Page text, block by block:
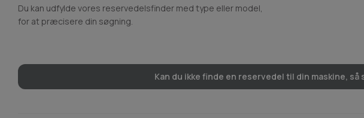
Du kan udfylde vores reservedelsfinder med type eller model,
for at præcisere din søgning.
Kan du ikke finde en reservedel til din maskine, så